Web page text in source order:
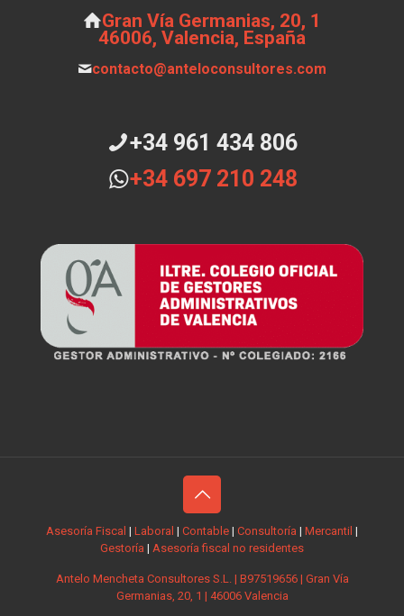
Gran Vía Germanias, 20, 1
46006, Valencia, España
contacto@anteloconsultores.com
+34 961 434 806
+34 697 210 248
Asesoría Fiscal | Laboral | Contable | Consultoría | Mercantil |
Gestoría | Asesoría fiscal no residentes
Antelo Mencheta Consultores S.L. | B97519656 | Gran Vía
Germanias, 20, 1 | 46006 Valencia